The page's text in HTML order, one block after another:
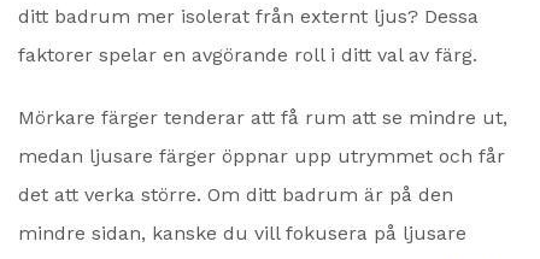
ditt badrum mer isolerat från externt ljus? Dessa
faktorer spelar en avgörande roll i ditt val av färg.
Mörkare färger tenderar att få rum att se mindre ut,
medan ljusare färger öppnar upp utrymmet och får
det att verka större. Om ditt badrum är på den
mindre sidan, kanske du vill fokusera på ljusare